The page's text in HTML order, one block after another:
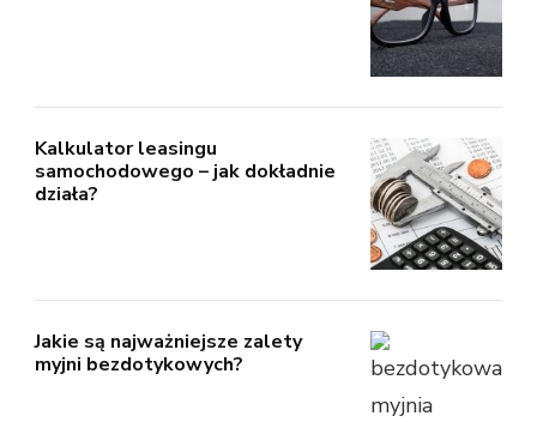
Kalkulator leasingu
samochodowego – jak dokładnie
działa?
Jakie są najważniejsze zalety
myjni bezdotykowych?